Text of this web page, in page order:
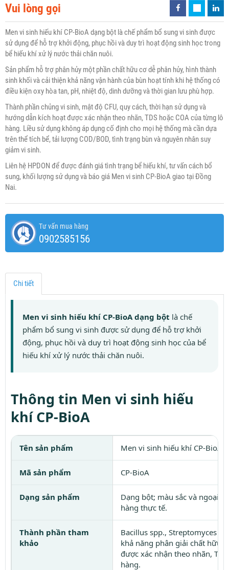
Vui lòng gọi
Men vi sinh hiếu khí CP-BioA dạng bột là chế phẩm bổ sung vi sinh được
sử dụng để hỗ trợ khởi động, phục hồi và duy trì hoạt động sinh học trong
bể hiếu khí xử lý nước thải chăn nuôi.
Sản phẩm hỗ trợ phân hủy một phần chất hữu cơ dễ phân hủy, hình thành
sinh khối và cải thiện khả năng vận hành của bùn hoạt tính khi hệ thống có
điều kiện oxy hòa tan, pH, nhiệt độ, dinh dưỡng và thời gian lưu phù hợp.
Thành phần chủng vi sinh, mật độ CFU, quy cách, thời hạn sử dụng và
hướng dẫn kích hoạt được xác nhận theo nhãn, TDS hoặc COA của từng lô
hàng. Liều sử dụng không áp dụng cố định cho mọi hệ thống mà cần dựa
trên thể tích bể, tải lượng COD/BOD, tình trạng bùn và nguyên nhân suy
giảm vi sinh.
Liên hệ HPDON để được đánh giá tình trạng bể hiếu khí, tư vấn cách bổ
sung, khối lượng sử dụng và báo giá Men vi sinh CP-BioA giao tại Đồng
Nai.
Tư vấn mua hàng
0902585156
Chi tiết
Men vi sinh hiếu khí CP-BioA dạng bột là chế
phẩm bổ sung vi sinh được sử dụng để hỗ trợ khởi
động, phục hồi và duy trì hoạt động sinh học của bể
hiếu khí xử lý nước thải chăn nuôi.
Thông tin Men vi sinh hiếu
khí CP-BioA
Tên sản phẩm Men vi sinh hiếu khí CP-BioA
Mã sản phẩm CP-BioA
Dạng sản phẩm
Dạng bột; màu sắc và ngoại
hàng thực tế.
Thành phần tham
khảo
Bacillus spp., Streptomyces
khả năng phân giải chất hữu
được xác nhận theo nhãn,
hàng.